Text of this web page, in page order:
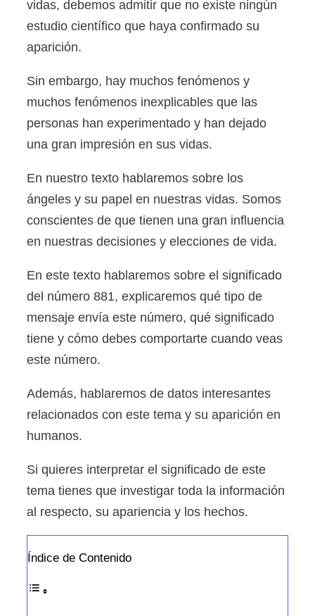
vidas, debemos admitir que no existe ningún
estudio científico que haya confirmado su
aparición.
Sin embargo, hay muchos fenómenos y
muchos fenómenos inexplicables que las
personas han experimentado y han dejado
una gran impresión en sus vidas.
En nuestro texto hablaremos sobre los
ángeles y su papel en nuestras vidas. Somos
conscientes de que tienen una gran influencia
en nuestras decisiones y elecciones de vida.
En este texto hablaremos sobre el significado
del número 881, explicaremos qué tipo de
mensaje envía este número, qué significado
tiene y cómo debes comportarte cuando veas
este número.
Además, hablaremos de datos interesantes
relacionados con este tema y su aparición en
humanos.
Si quieres interpretar el significado de este
tema tienes que investigar toda la información
al respecto, su apariencia y los hechos.
Índice de Contenido